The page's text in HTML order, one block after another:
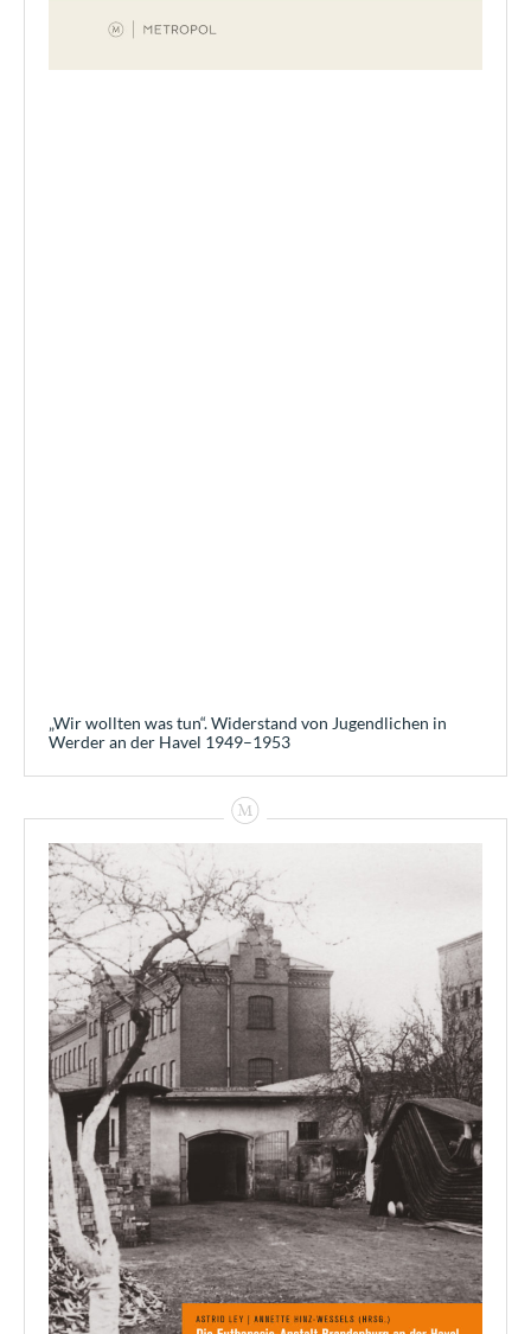
„Wir wollten was tun“. Widerstand von Jugendlichen in
Werder an der Havel 1949–1953